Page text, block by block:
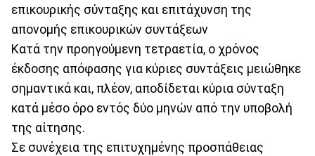
επικουρικής σύνταξης και επιτάχυνση της
απονομής επικουρικών συντάξεων
Κατά την προηγούμενη τετραετία, ο χρόνος
έκδοσης απόφασης για κύριες συντάξεις μειώθηκε
σημαντικά και, πλέον, αποδίδεται κύρια σύνταξη
κατά μέσο όρο εντός δύο μηνών από την υποβολή
της αίτησης.
Σε συνέχεια της επιτυχημένης προσπάθειας